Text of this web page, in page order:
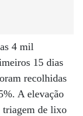
4 mil
15 dias
recolhidas
A elevação
triagem de lixo